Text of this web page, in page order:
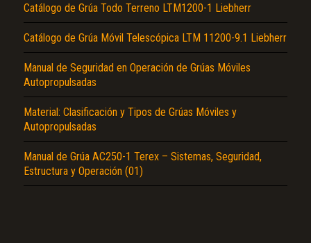
Catálogo de Grúa Todo Terreno LTM1200-1 Liebherr
Catálogo de Grúa Móvil Telescópica LTM 11200-9.1 Liebherr
Manual de Seguridad en Operación de Grúas Móviles
Autopropulsadas
Material: Clasificación y Tipos de Grúas Móviles y
Autopropulsadas
Manual de Grúa AC250-1 Terex – Sistemas, Seguridad,
Estructura y Operación (01)
El Título es incorrecto según el contenido.
Texto o Imagen de portada son erróneos.
Reportar otro tipo de error...